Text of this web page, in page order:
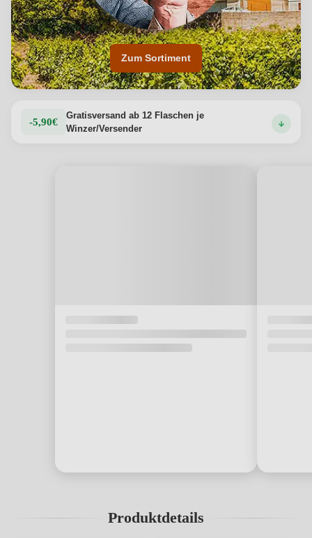
Zum Sortiment
-5,90€
Gratisversand ab 12 Flaschen je
Winzer/Versender
Produktdetails